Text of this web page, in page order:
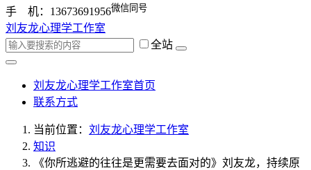
手 机：13673691956微信同号
刘友龙心理学工作室
全站
刘友龙心理学工作室首页
联系方式
当前位置： 刘友龙心理学工作室
知识
《你所逃避的往往是更需要去面对的》刘友龙，持续原